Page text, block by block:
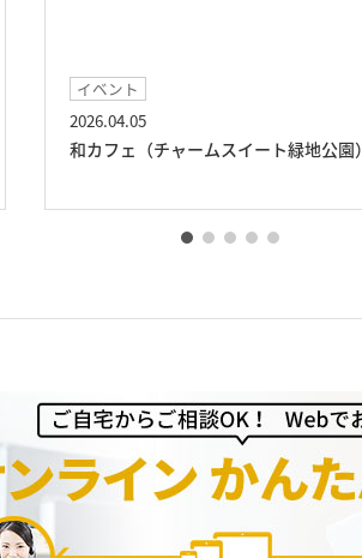
イベント
2026.04.05
和カフェ（チャームスイート緑地公園）